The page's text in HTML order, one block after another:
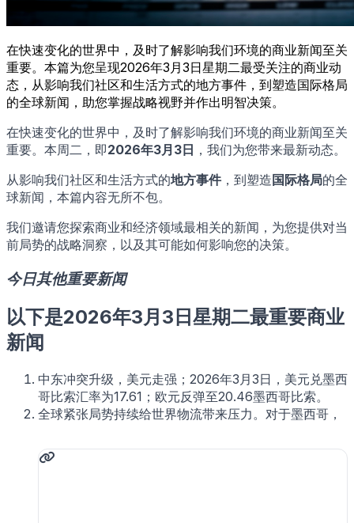
在快速变化的世界中，及时了解影响我们环境的商业新闻至关
重要。本篇为您呈现2026年3月3日星期二最受关注的商业动
态，从影响我们社区和生活方式的地方事件，到塑造国际格局
的全球新闻，助您掌握战略视野并作出明智决策。
在快速变化的世界中，及时了解影响我们环境的商业新闻至关
重要。本周二，即2026年3月3日 ，我们为您带来最新动态。
从影响我们社区和生活方式的地方事件，到塑造国际格局的全
球新闻，本篇内容无所不包。
我们邀请您探索商业和经济领域最相关的新闻，为您提供对当
前局势的战略洞察，以及其可能如何影响您的决策。
今日其他重要新闻
以下是2026年3月3日星期二最重要商业
新闻
中东冲突升级，美元走强；2026年3月3日，美元兑墨西
哥比索汇率为17.61；欧元反弹至20.46墨西哥比索。
全球紧张局势持续给世界物流带来压力。对于墨西哥，